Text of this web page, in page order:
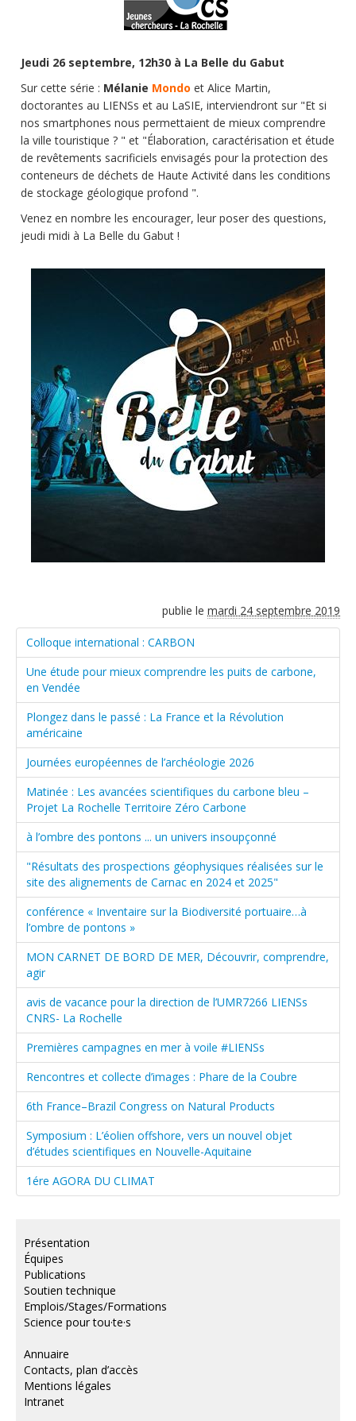
Jeudi 26 septembre, 12h30 à La Belle du Gabut
Sur cette série : Mélanie Mondo et Alice Martin,
doctorantes au LIENSs et au LaSIE, interviendront sur "Et si
nos smartphones nous permettaient de mieux comprendre
la ville touristique ? " et "Élaboration, caractérisation et étude
de revêtements sacrificiels envisagés pour la protection des
conteneurs de déchets de Haute Activité dans les conditions
de stockage géologique profond ".
Venez en nombre les encourager, leur poser des questions,
jeudi midi à La Belle du Gabut !
publie le mardi 24 septembre 2019
Colloque international : CARBON
Une étude pour mieux comprendre les puits de carbone,
en Vendée
Plongez dans le passé : La France et la Révolution
américaine
Journées européennes de l’archéologie 2026
Matinée : Les avancées scientifiques du carbone bleu –
Projet La Rochelle Territoire Zéro Carbone
à l’ombre des pontons ... un univers insoupçonné
"Résultats des prospections géophysiques réalisées sur le
site des alignements de Carnac en 2024 et 2025"
conférence « Inventaire sur la Biodiversité portuaire…à
l’ombre de pontons »
MON CARNET DE BORD DE MER, Découvrir, comprendre,
agir
avis de vacance pour la direction de l’UMR7266 LIENSs
CNRS- La Rochelle
Premières campagnes en mer à voile #LIENSs
Rencontres et collecte d’images : Phare de la Coubre
6th France–Brazil Congress on Natural Products
Symposium : L’éolien offshore, vers un nouvel objet
d’études scientifiques en Nouvelle-Aquitaine
1ére AGORA DU CLIMAT
Présentation
Équipes
Publications
Soutien technique
Emplois/Stages/Formations
Science pour tou·te·s
Annuaire
Contacts, plan d’accès
Mentions légales
Intranet